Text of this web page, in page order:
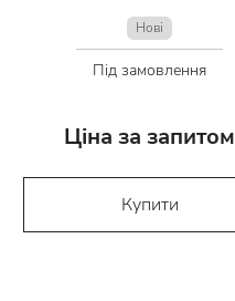
Нові
Під замовлення
Ціна за запитом
Купити